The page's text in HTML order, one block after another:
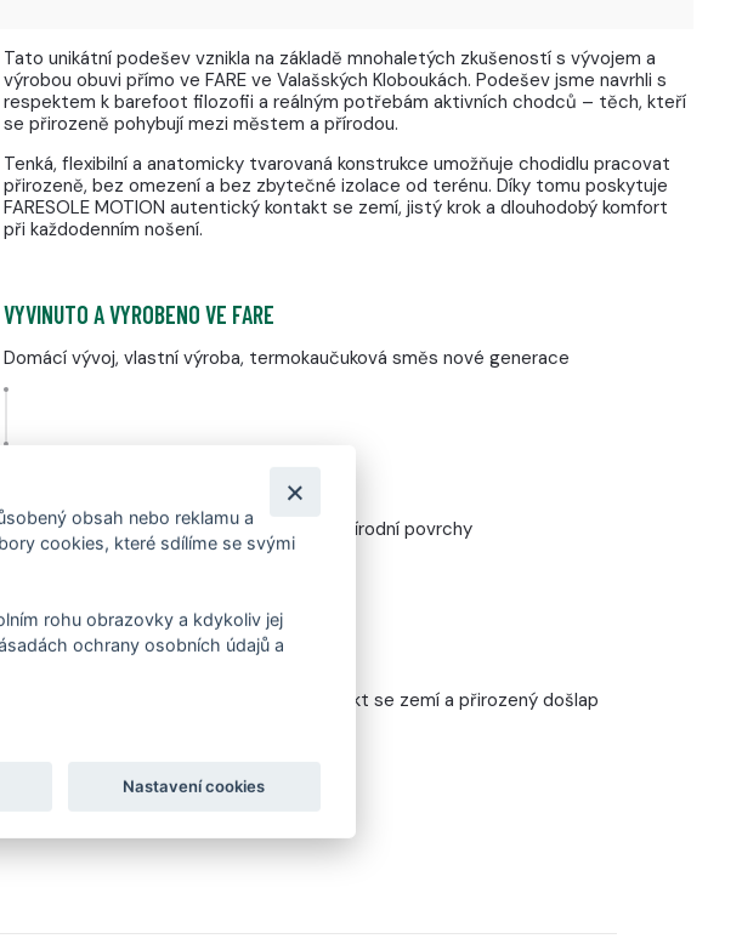
Tato unikátní podešev vznikla na základě mnohaletých zkušeností s vývojem a
výrobou obuvi přímo ve FARE ve Valašských Kloboukách. Podešev jsme navrhli s
respektem k barefoot filozofii a reálným potřebám aktivních chodců – těch, kteří
se přirozeně pohybují mezi městem a přírodou.
Tenká, flexibilní a anatomicky tvarovaná konstrukce umožňuje chodidlu pracovat
přirozeně, bez omezení a bez zbytečné izolace od terénu. Díky tomu poskytuje
FARESOLE MOTION autentický kontakt se zemí, jistý krok a dlouhodobý komfort
při každodenním nošení.
VYVINUTO A VYROBENO VE FARE
Domácí vývoj, vlastní výroba, termokaučuková směs nové generace
Ideální na lesní stezky, šotolinu, kořeny i přírodní povrchy
SKUTEČNÝ BAREFOOT KONTAKT
4 mm tenká podešev pro maximální kontakt se zemí a přirozený došlap
obsah nebo reklamu a
cookies, které sdílíme se svými
rohu obrazovky a kdykoliv jej
ochrany osobních údajů a
Nastavení cookies